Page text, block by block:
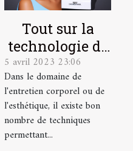
Tout sur la
technologie de
l'Hydrafacial
5 avril 2023 23:06
Dans le domaine de
l'entretien corporel ou de
l'esthétique, il existe bon
nombre de techniques
permettant...